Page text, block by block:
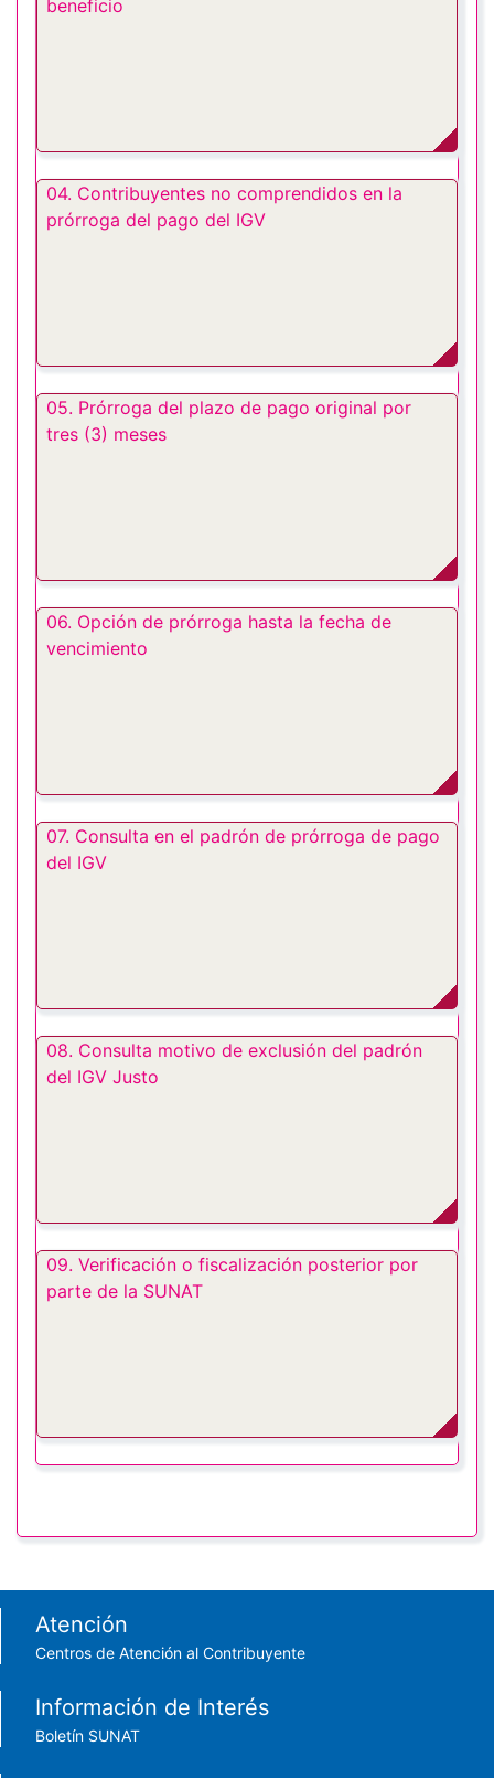
beneficio
04. Contribuyentes no comprendidos en la
prórroga del pago del IGV
05. Prórroga del plazo de pago original por
tres (3) meses
06. Opción de prórroga hasta la fecha de
vencimiento
07. Consulta en el padrón de prórroga de pago
del IGV
08. Consulta motivo de exclusión del padrón
del IGV Justo
09. Verificación o fiscalización posterior por
parte de la SUNAT
Footer menu
Atención
Centros de Atención al Contribuyente
Información de Interés
Boletín SUNAT